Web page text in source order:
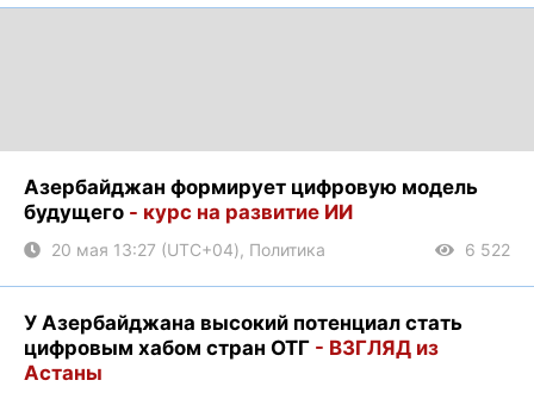
Азербайджан формирует цифровую модель
будущего - курс на развитие ИИ
20 мая 13:27 (UTC+04), Политика 6 522
У Азербайджана высокий потенциал стать
цифровым хабом стран ОТГ - ВЗГЛЯД из
Астаны